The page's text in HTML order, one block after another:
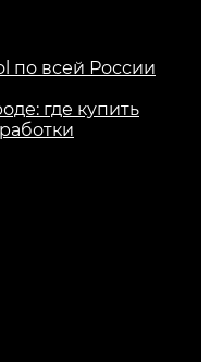
по всей России
где купить